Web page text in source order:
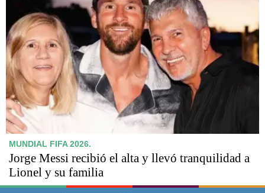
MUNDIAL FIFA 2026.
Jorge Messi recibió el alta y llevó tranquilidad a
Lionel y su familia